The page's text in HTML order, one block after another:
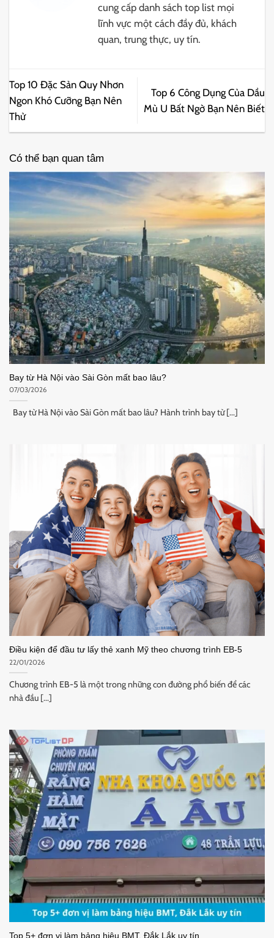
cung cấp danh sách top list mọi
lĩnh vực một cách đầy đủ, khách
quan, trung thực, uy tín.
Top 10 Đặc Sản Quy Nhơn
Ngon Khó Cưỡng Bạn Nên
Thử
Top 6 Công Dụng Của Dầu
Mù U Bất Ngờ Bạn Nên Biết
Có thể bạn quan tâm
Bay từ Hà Nội vào Sài Gòn mất bao lâu?
07/03/2026
Bay từ Hà Nội vào Sài Gòn mất bao lâu? Hành trình bay từ [...]
Điều kiện để đầu tư lấy thẻ xanh Mỹ theo chương trình EB-5
22/01/2026
Chương trình EB-5 là một trong những con đường phổ biến để các
nhà đầu [...]
Top 5+ đơn vị làm bảng hiệu BMT, Đắk Lắk uy tín